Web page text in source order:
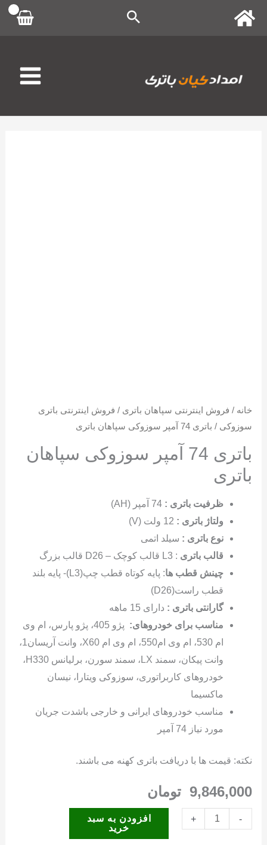
پرش
خانه / فروش اینترنتی سپاهان باتری / فروش اینترنتی باتری
سوزوکی / باتری 74 آمپر سوزوکی سپاهان باتری
باتری 74 آمپر سوزوکی سپاهان
باتری
ظرفیت باتری :
ولتاژ باتری :
نوع باتری : سیلد اتمی
قالب باتری : L3 قالب کوچک – D26 قالب بزرگ
چینش قطب ها
: پایه کوتاه قطب چپ(L3)- پایه بلند
قطب راست(D26)
گارانتی باتری : دارای 15 ماهه
مناسب برای خودروهای:
پژو 405، پژو پارس، ام وی
ام 530، ام وی ام550، ام وی ام X60، وانت آریسان1،
وانت پیکان، سمند LX، سمند سورن، برلیانس H330،
خودروهای کاربراتوری، سوزوکی ویتارا، نیسان
ماکسیما
مناسب خودروهای ایرانی و خارجی باشدت جریان
مورد نیاز 74 آمپر
نکته: قیمت ها با دریافت باتری کهنه می باشند.
9,846,000 تومان
-
+
افزودن به سبد
خرید